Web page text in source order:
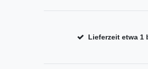
Lieferzeit etwa 1